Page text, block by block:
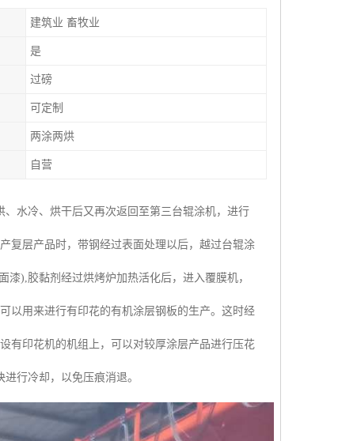
建筑业 畜牧业
是
过磅
可定制
两涂两烘
自营
水冷、烘干后又再次返回至第三台辊涂机，进行
复层产品时，带钢经过表面处理以后，越过台辊涂
),胶黏剂经过烘烤炉加热活化后，进入覆膜机，
以用来进行有印花的有机涂层钢板的生产。这时经
有印花机的机组上，可以对较厚涂层产品进行压花
行冷却，以免压痕消退。